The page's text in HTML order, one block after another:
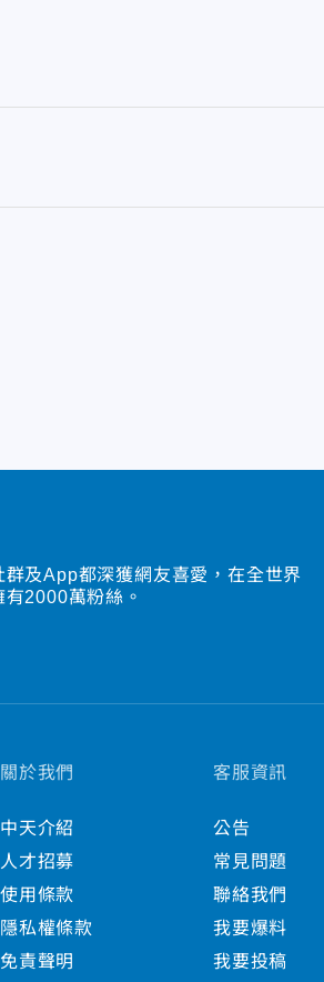
及App都深獲網友喜愛，在全世界
2000萬粉絲。
關於我們
中天介紹
人才招募
使用條款
隱私權條款
免責聲明
客服資訊
公告
常見問題
聯絡我們
我要爆料
我要投稿